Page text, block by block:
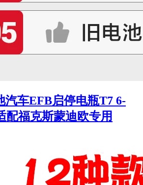
汽车EFB启停电瓶T7 6-
配福克斯蒙迪欧专用